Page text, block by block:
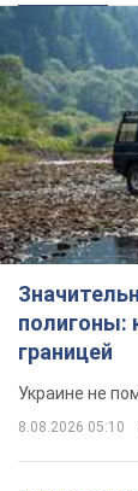
полигоны:
границей
Украине не
8.08.2026 05:10